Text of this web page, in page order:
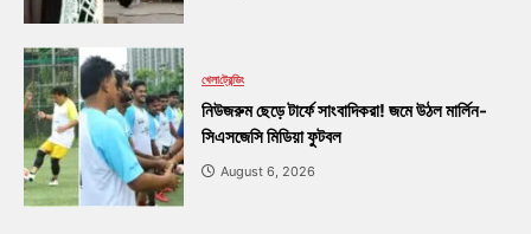
খেলাট্রেন্ডিং
নিউজরুম ছেড়ে টার্ফে সাংবাদিকরা! জমে উঠল মার্লিন-
সিএসজেসি মিডিয়া ফুটবল
August 6, 2026